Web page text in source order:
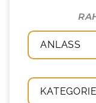
ANLASS
KATEGORIE